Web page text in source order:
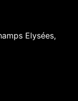
Elysées,